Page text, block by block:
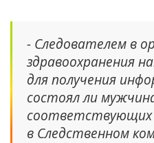
- Следователем в
здравоохранения
для получения
состоял ли
соответствующих
в Следственном